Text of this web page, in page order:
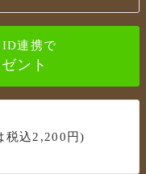
ト
連携で
ント
税込2,200円)